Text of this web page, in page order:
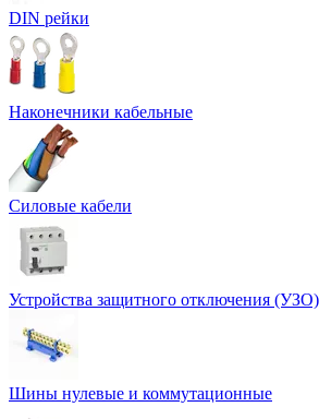
DIN рейки
Наконечники кабельные
Силовые кабели
Устройства защитного отключения (УЗО)
Шины нулевые и коммутационные